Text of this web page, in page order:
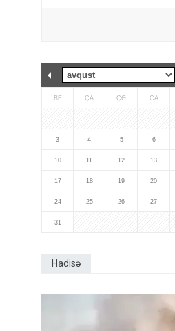
BE ÇA ÇƏ CA
3 4 5 6
10 11 12 13
17 18 19 20
24 25 26 27
31
Hadisə